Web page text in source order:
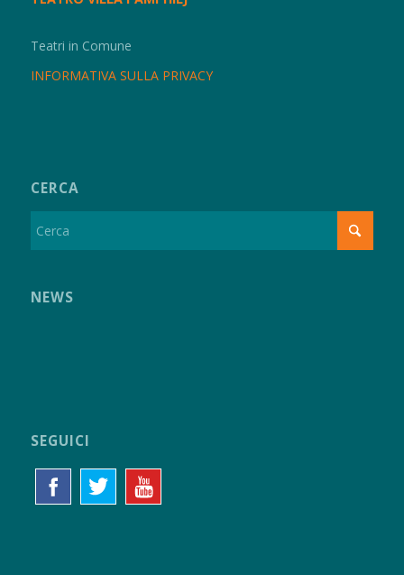
Teatri in Comune
INFORMATIVA SULLA PRIVACY
CERCA
NEWS
SEGUICI